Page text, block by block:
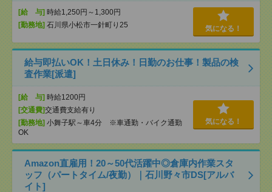
[給 与] 時給1,250円～1,300円
[勤務地] 石川県小松市一針町り25 気になる！
給与即払いOK！土日休み！日勤のお仕事！製品の検
査作業[派遣]
[給 与] 時給1200円
[交通費]交通費支給有り
[勤務地] 小舞子駅～車4分 ※車通勤・バイク通勤
OK
気になる！
Amazon直雇用！20～50代活躍中◎倉庫内作業スタ
ッフ（パートタイム/夜勤）｜石川野々市DS[アルバ
イト]